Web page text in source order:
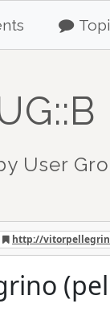
User
http://